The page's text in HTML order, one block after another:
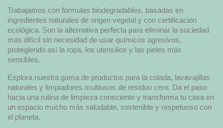
Trabajamos con fórmulas biodegradables, basadas en
ingredientes naturales de origen vegetal y con certificación
ecológica. Son la alternativa perfecta para eliminar la suciedad
más difícil sin necesidad de usar químicos agresivos,
protegiendo así la ropa, los utensilios y las pieles más
sensibles.
Explora nuestra gama de productos para la colada, lavavajillas
naturales y limpiadores multiusos de residuo cero. Da el paso
hacia una rutina de limpieza consciente y transforma tu casa en
un espacio mucho más saludable, sostenible y respetuoso con
el planeta.